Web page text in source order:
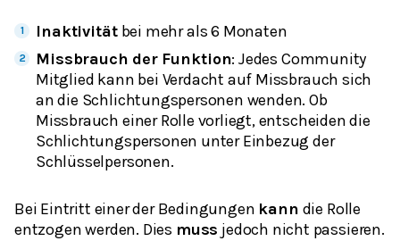
Inaktivitätbei mehr als 6 Monaten
Missbrauch der Funktion: Jedes Community
Mitglied kann bei Verdacht auf Missbrauch sich
an die Schlichtungspersonen wenden. Ob
Missbrauch einer Rolle vorliegt, entscheiden die
Schlichtungspersonen unter Einbezug der
Schlüsselpersonen.
Bei Eintritt einer der Bedingungen kann die Rolle
entzogen werden. Dies muss jedoch nicht passieren.